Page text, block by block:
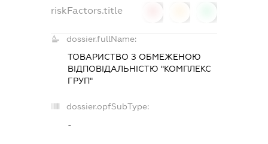
riskFactors.title
dossier.fullName:
ТОВАРИСТВО З ОБМЕЖЕНОЮ
ВІДПОВІДАЛЬНІСТЮ "КОМПЛЕКС
ГРУП"
dossier.opfSubType:
-